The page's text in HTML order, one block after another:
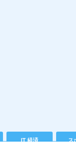
IT 経済 ス